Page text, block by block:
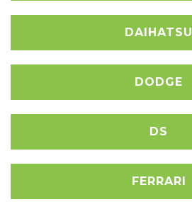
DAIHATSU
DODGE
DS
FERRARI